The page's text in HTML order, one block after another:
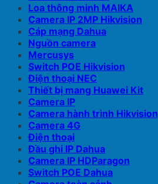
Loa thông minh MAIKA
Camera IP 2MP Hikvision
Cáp mạng Dahua
Nguồn camera
Mercusys
Switch POE Hikvision
Điện thoại NEC
Thiết bị mang Huawei Kit
Camera IP
Camera hành trình Hikvision
Camera 4G
Điện thoại
Đầu ghi IP Dahua
Camera IP HDParagon
Switch POE Dahua